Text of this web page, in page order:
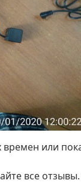
времен или
все отзывы.